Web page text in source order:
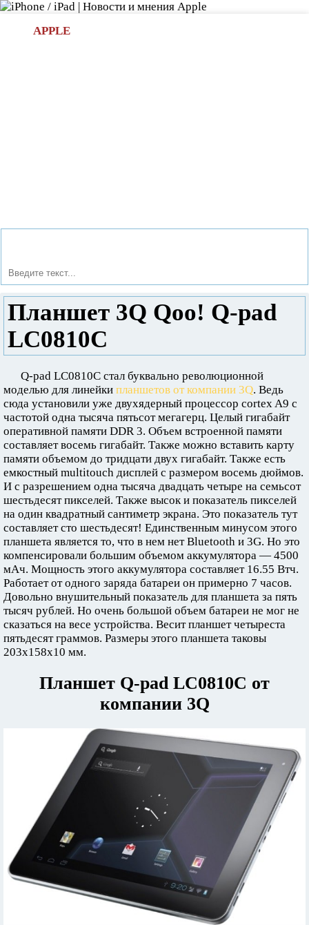
APPLE
Планшет 3Q Qoo! Q-pad
LC0810C
Q-pad LC0810C стал буквально революционной
моделью для линейки планшетов от компании 3Q. Ведь
сюда установили уже двухядерный процессор cortex A9 с
частотой одна тысяча пятьсот мегагерц. Целый гигабайт
оперативной памяти DDR 3. Объем встроенной памяти
составляет восемь гигабайт. Также можно вставить карту
памяти объемом до тридцати двух гигабайт. Также есть
емкостный multitouch дисплей с размером восемь дюймов.
И с разрешением одна тысяча двадцать четыре на семьсот
шестьдесят пикселей. Также высок и показатель пикселей
на один квадратный сантиметр экрана. Это показатель тут
составляет сто шестьдесят! Единственным минусом этого
планшета является то, что в нем нет Bluetooth и 3G. Но это
компенсировали большим объемом аккумулятора — 4500
мАч. Мощность этого аккумулятора составляет 16.55 Втч.
Работает от одного заряда батареи он примерно 7 часов.
Довольно внушительный показатель для планшета за пять
тысяч рублей. Но очень большой объем батареи не мог не
сказаться на весе устройства. Весит планшет четыреста
пятьдесят граммов. Размеры этого планшета таковы
203x158x10 мм.
Планшет Q-pad LC0810C от
компании 3Q